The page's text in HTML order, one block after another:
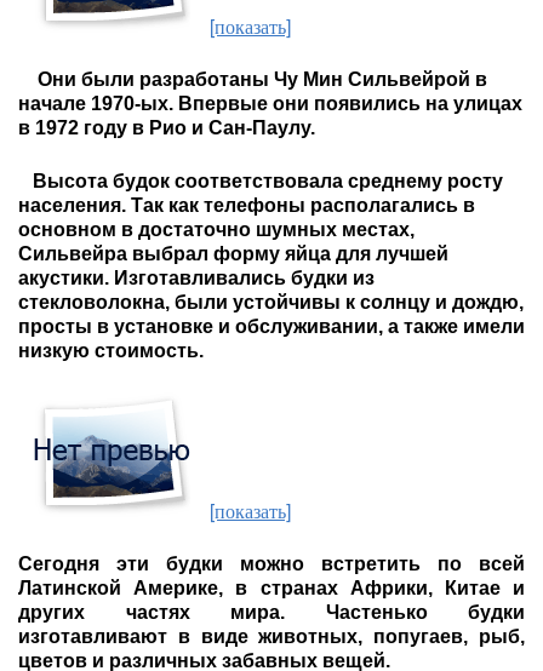
[показать]
Они были разработаны Чу Мин Сильвейрой в
начале 1970-ых. Впервые они появились на улицах
в 1972 году в Рио и Сан-Паулу.
Высота будок соответствовала среднему росту
населения. Так как телефоны располагались в
основном в достаточно шумных местах,
Сильвейра выбрал форму яйца для лучшей
акустики. Изготавливались будки из
стекловолокна, были устойчивы к солнцу и дождю,
просты в установке и обслуживании, а также имели
низкую стоимость.
[показать]
Сегодня эти будки можно встретить по всей
Латинской Америке, в странах Африки, Китае и
других частях мира. Частенько будки
изготавливают в виде животных, попугаев, рыб,
цветов и различных забавных вещей.